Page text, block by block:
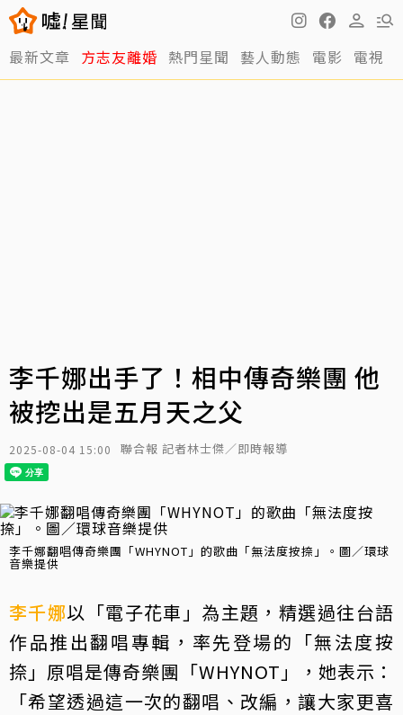
最新文章 方志友離婚 熱門星聞 藝人動態 電影 電視
李千娜出手了！相中傳奇樂團 他
被挖出是五月天之父
2025-08-04 15:00 聯合報 記者林士傑／即時報導
李千娜翻唱傳奇樂團「WHYNOT」的歌曲「無法度按捺」。圖／環球
音樂提供
李千娜以「電子花車」為主題，精選過往台語
作品推出翻唱專輯，率先登場的「無法度按
捺」原唱是傳奇樂團「WHYNOT」，她表示：
「希望透過這一次的翻唱、改編，讓大家更喜